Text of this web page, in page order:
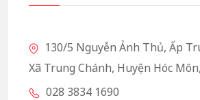
130/5 Nguyễn Ảnh Thủ, Ấp
Xã Trung Chánh, Huyện Hóc
028 3834 1690